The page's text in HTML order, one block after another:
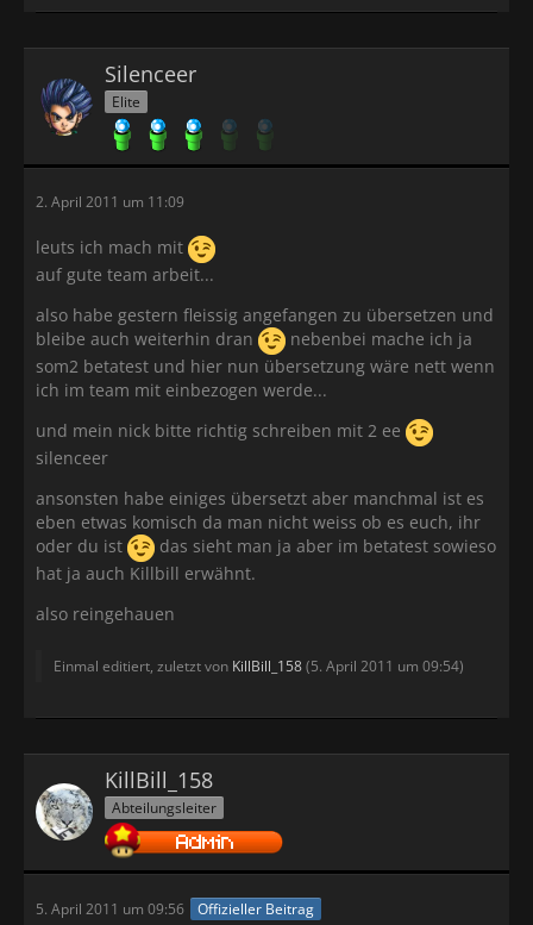
Silenceer
Elite
2. April 2011 um 11:09
leuts ich mach mit
auf gute team arbeit...
also habe gestern fleissig angefangen zu übersetzen und
bleibe auch weiterhin dran
nebenbei mache ich ja
som2 betatest und hier nun übersetzung wäre nett wenn
ich im team mit einbezogen werde...
und mein nick bitte richtig schreiben mit 2 ee
silenceer
ansonsten habe einiges übersetzt aber manchmal ist es
eben etwas komisch da man nicht weiss ob es euch, ihr
oder du ist
das sieht man ja aber im betatest sowieso
hat ja auch Killbill erwähnt.
also reingehauen
Einmal editiert, zuletzt von KillBill_158(5. April 2011 um 09:54)
KillBill_158
Abteilungsleiter
5. April 2011 um 09:56 Offizieller Beitrag